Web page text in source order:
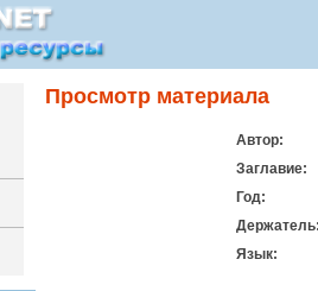
Просмотр материала
Автор:
Заглавие:
Год:
Держатель:
Язык: